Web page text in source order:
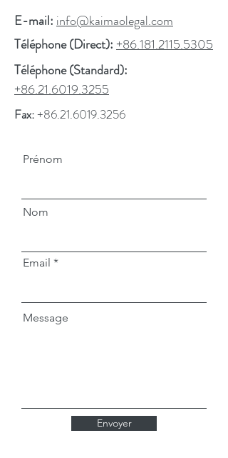
E-mail: info@kaimaolegal.com
Téléphone (Direct):+86.181.2115.5305
Téléphone (Standard):
+86.21.6019.3255
Fax:+86.21.6019.3256
Prénom
Nom
Email
Message
Envoyer